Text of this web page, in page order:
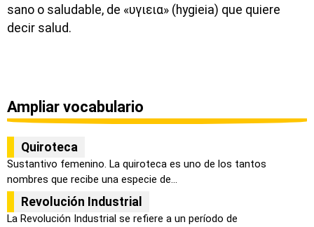
sano o saludable, de «υγιεια» (hygieia) que quiere
decir salud.
Ampliar vocabulario
Quiroteca
Sustantivo femenino. La quiroteca es uno de los tantos
nombres que recibe una especie de...
Revolución Industrial
La Revolución Industrial se refiere a un período de